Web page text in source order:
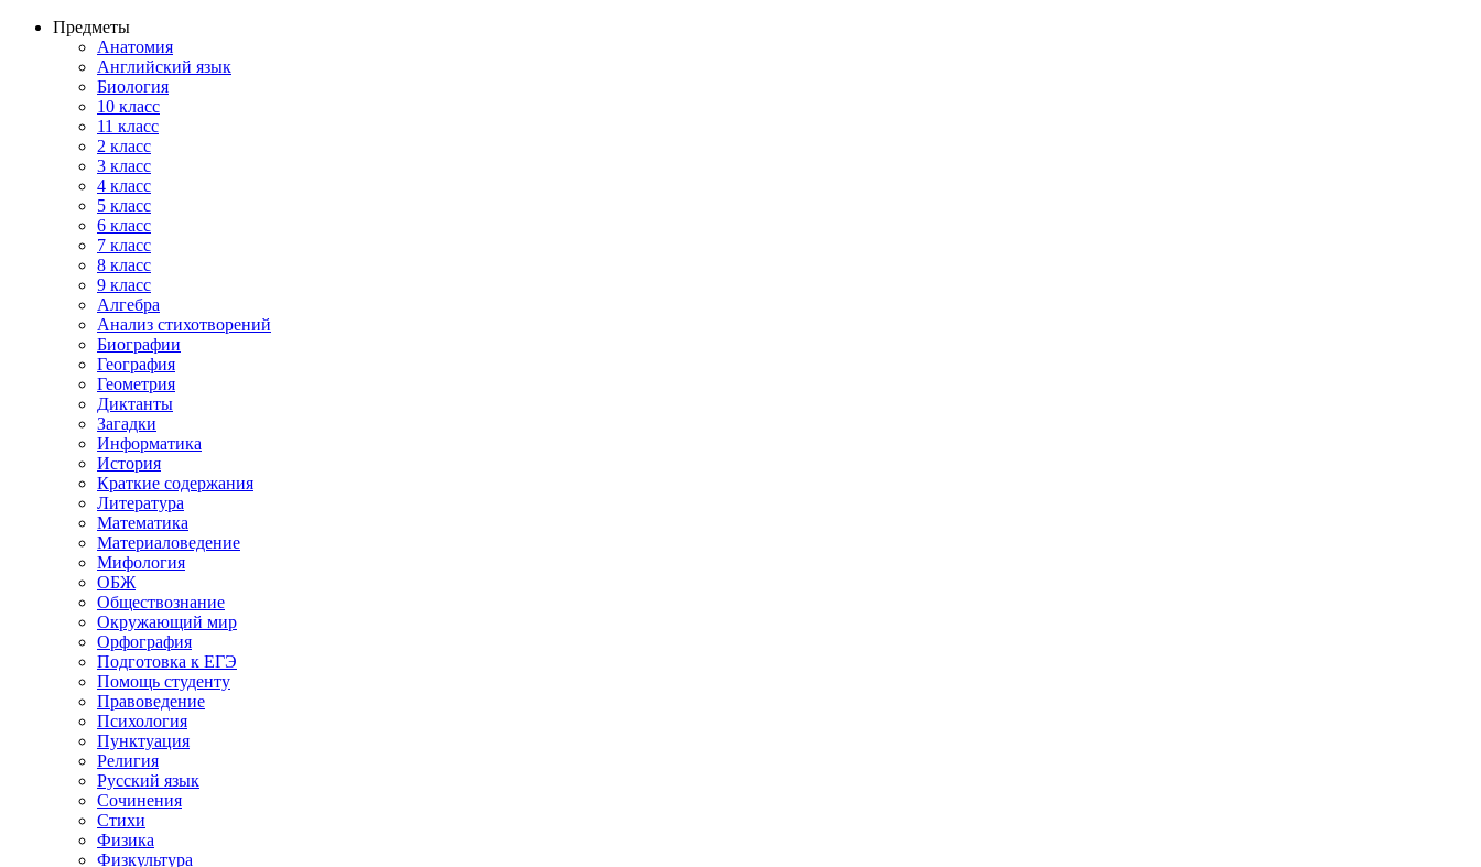
Предметы
Анатомия
Английский язык
Биология
10 класс
11 класс
2 класс
3 класс
4 класс
5 класс
6 класс
7 класс
8 класс
9 класс
Алгебра
Анализ стихотворений
Биографии
География
Геометрия
Диктанты
Загадки
Информатика
История
Краткие содержания
Литература
Математика
Материаловедение
Мифология
ОБЖ
Обществознание
Окружающий мир
Орфография
Подготовка к ЕГЭ
Помощь студенту
Правоведение
Психология
Пунктуация
Религия
Русский язык
Сочинения
Стихи
Физика
Физкультура